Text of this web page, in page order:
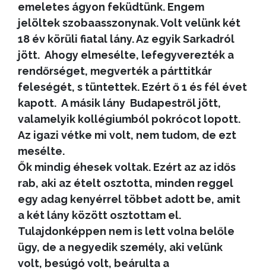
emeletes ágyon feküdtünk. Engem
jelöltek szobaasszonynak. Volt velünk két
18 év körüli fiatal lány. Az egyik Sarkadról
jött. Ahogy elmesélte, lefegyverezték a
rendőrséget, megverték a párttitkár
feleségét, s tüntettek. Ezért ő 1 és fél évet
kapott. A másik lány Budapestről jött,
valamelyik kollégiumból pokrócot lopott.
Az igazi vétke mi volt, nem tudom, de ezt
mesélte.
Ők mindig éhesek voltak. Ezért az az idős
rab, aki az ételt osztotta, minden reggel
egy adag kenyérrel többet adott be, amit
a két lány között osztottam el.
Tulajdonképpen nem is lett volna belőle
ügy, de a negyedik személy, aki velünk
volt, besúgó volt, beárulta a